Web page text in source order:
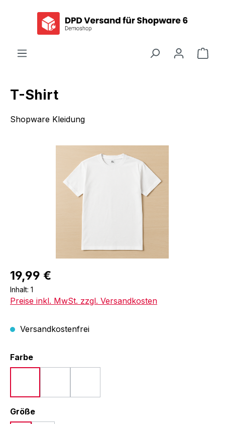
springen
T-Shirt
Shopware Kleidung
19,99 €
Inhalt: 1
Preise inkl. MwSt. zzgl. Versandkosten
Versandkostenfrei
Farbeauswählen
Größeauswählen